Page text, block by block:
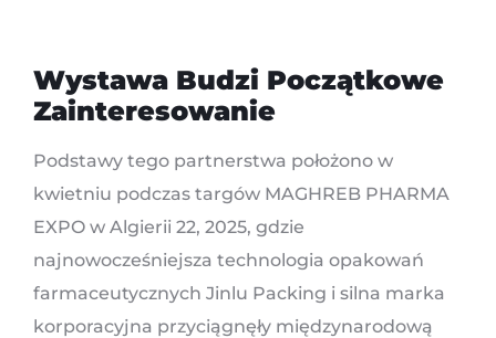
Wystawa Budzi Początkowe
Zainteresowanie
Podstawy tego partnerstwa położono w
kwietniu podczas targów MAGHREB PHARMA
EXPO w Algierii 22, 2025, gdzie
najnowocześniejsza technologia opakowań
farmaceutycznych Jinlu Packing i silna marka
korporacyjna przyciągnęły międzynarodową